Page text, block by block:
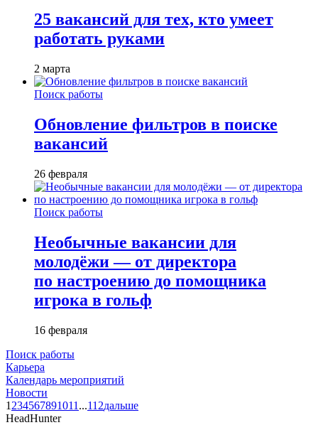
25 вакансий для тех, кто умеет
работать руками
2 марта
Поиск работы
Обновление фильтров в поиске
вакансий
26 февраля
Поиск работы
Необычные вакансии для
молодёжи — от директора
по настроению до помощника
игрока в гольф
16 февраля
Поиск работы
Карьера
Календарь мероприятий
Новости
1 234567891011 ...112дальше
HeadHunter